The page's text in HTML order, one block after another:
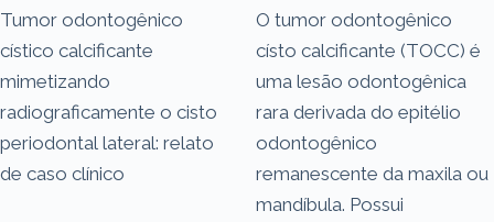
Tumor odontogênico
cístico calcificante
mimetizando
radiograficamente o cisto
periodontal lateral: relato
de caso clínico
O tumor odontogênico
císto calcificante (TOCC) é
uma lesão odontogênica
rara derivada do epitélio
odontogênico
remanescente da maxila ou
mandíbula. Possui